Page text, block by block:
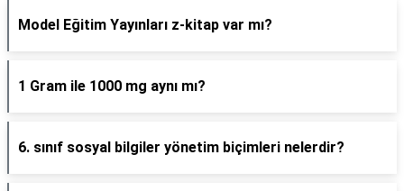
Model Eğitim Yayınları z-kitap var mı?
1 Gram ile 1000 mg aynı mı?
6. sınıf sosyal bilgiler yönetim biçimleri nelerdir?